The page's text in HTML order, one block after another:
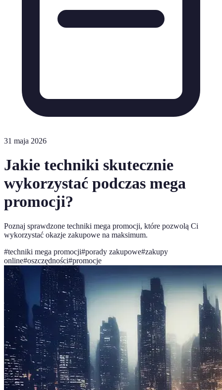
31 maja 2026
Jakie techniki skutecznie
wykorzystać podczas mega
promocji?
Poznaj sprawdzone techniki mega promocji, które pozwolą Ci
wykorzystać okazje zakupowe na maksimum.
#techniki mega promocji#porady zakupowe#zakupy
online#oszczędności#promocje